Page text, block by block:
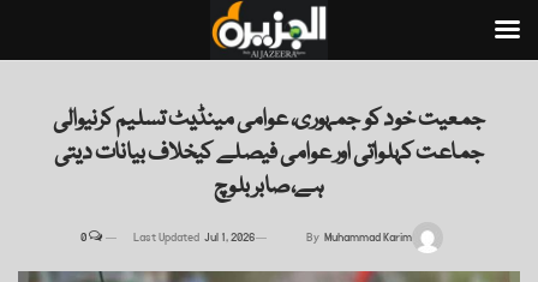
جمعیت خود کو جمہوری، عوامی مینڈیٹ تسلیم کرنیوالی
جماعت کہلواتی اور عوامی فیصلے کیخلاف بیانات دیتی
ہے،صابر بلوچ
By Muhammad Karim
Last Updated Jul 1, 2026